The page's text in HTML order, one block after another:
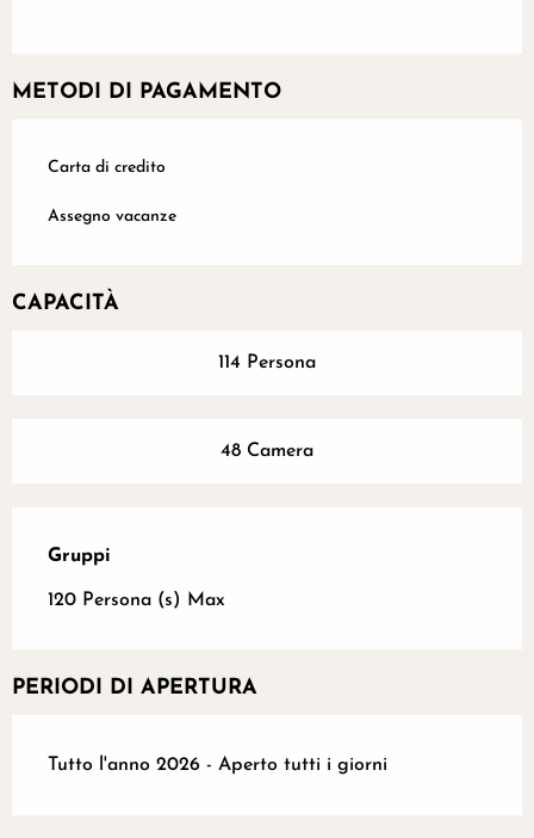
METODI DI PAGAMENTO
Carta di credito
Assegno vacanze
CAPACITÀ
114 Persona
48 Camera
Gruppi
Gruppi
120 Persona (s) Max
PERIODI DI APERTURA
Tutto l'anno 2026 - Aperto tutti i giorni